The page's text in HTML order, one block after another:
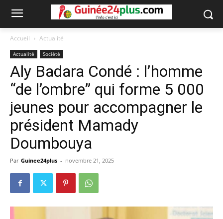
Accueil Actualité
Actualité Société
Aly Badara Condé : l’homme
“de l’ombre” qui forme 5 000
jeunes pour accompagner le
président Mamady
Doumbouya
Par Guinee24plus - novembre 21, 2025